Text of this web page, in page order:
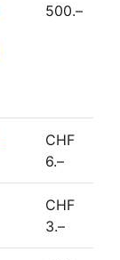
500.–
CHF
6.–
CHF
3.–